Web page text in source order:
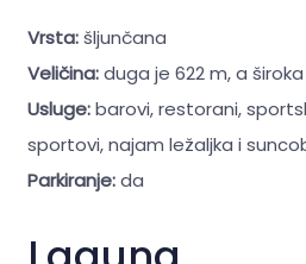
Vrsta:šljunčana
Veličina:duga je 622 m, a
Usluge:barovi, restorani,
sportovi, najam ležaljka i
Parkiranje:da